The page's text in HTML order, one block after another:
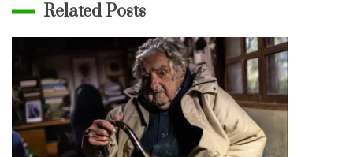
Related Posts